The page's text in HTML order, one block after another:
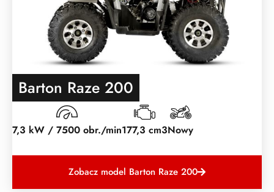
Barton Raze 200
7,3 kW / 7500 obr./min177,3 cm3Nowy
Zobacz model Barton Raze 200